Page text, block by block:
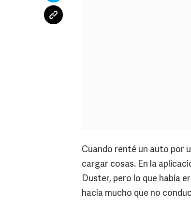
Cuando renté un auto por
cargar cosas. En la
Duster, pero lo que había
hacía mucho que no